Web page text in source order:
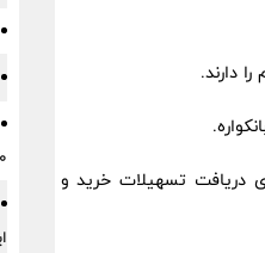
دارند.
دریافت تسهیلات خرید و